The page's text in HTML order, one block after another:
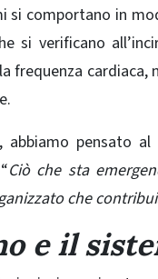
si comportano in
si verificano
frequenza
abbiamo pensato
Ciò che sta
che
e il